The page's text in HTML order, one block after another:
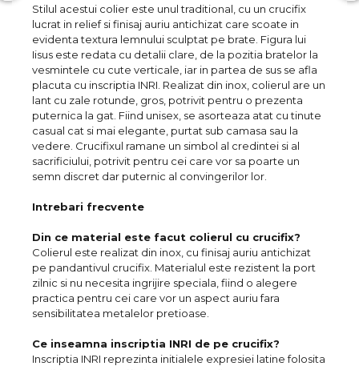
Stilul acestui colier este unul traditional, cu un crucifix
lucrat in relief si finisaj auriu antichizat care scoate in
evidenta textura lemnului sculptat pe brate. Figura lui
Iisus este redata cu detalii clare, de la pozitia bratelor la
vesmintele cu cute verticale, iar in partea de sus se afla
placuta cu inscriptia INRI. Realizat din inox, colierul are un
lant cu zale rotunde, gros, potrivit pentru o prezenta
puternica la gat. Fiind unisex, se asorteaza atat cu tinute
casual cat si mai elegante, purtat sub camasa sau la
vedere. Crucifixul ramane un simbol al credintei si al
sacrificiului, potrivit pentru cei care vor sa poarte un
semn discret dar puternic al convingerilor lor.
Intrebari frecvente
Din ce material este facut colierul cu crucifix?
Colierul este realizat din inox, cu finisaj auriu antichizat
pe pandantivul crucifix. Materialul este rezistent la port
zilnic si nu necesita ingrijire speciala, fiind o alegere
practica pentru cei care vor un aspect auriu fara
sensibilitatea metalelor pretioase.
Ce inseamna inscriptia INRI de pe crucifix?
Inscriptia INRI reprezinta initialele expresiei latine folosita